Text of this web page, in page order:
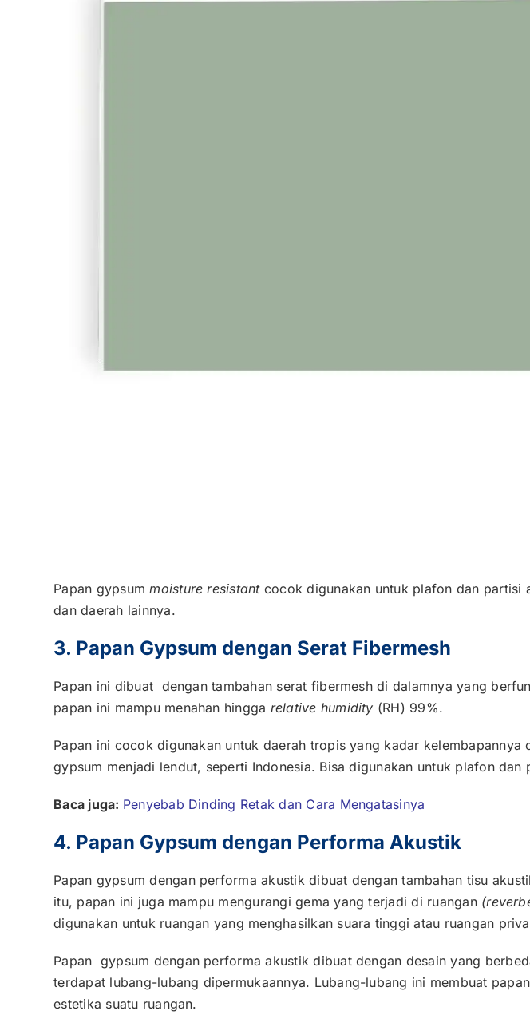
Papan gypsummoisture resistantcocok digunakan untuk plafon dan partisi
dan daerah lainnya.
3. Papan Gypsum dengan Serat Fibermesh
Papan ini dibuat dengan tambahan serat fibermesh di dalamnya yang
papan ini mampu menahan hingga relative humidity (RH) 99%.
Papan ini cocok digunakan untuk daerah tropis yang kadar
gypsum menjadi lendut, seperti Indonesia. Bisa digunakan untuk plafon
Baca juga: Penyebab Dinding Retak dan Cara Mengatasinya
4. Papan Gypsum dengan Performa Akustik
Papan gypsum dengan performa akustik dibuat dengan tambahan tisu
itu, papan ini juga mampu mengurangi gema yang terjadi di ruangan
digunakan untuk ruangan yang menghasilkan suara tinggi atau ruangan
Papan gypsum dengan performa akustik dibuat dengan desain yang
terdapat lubang-lubang dipermukaannya. Lubang-lubang ini membuat
estetika suatu ruangan.